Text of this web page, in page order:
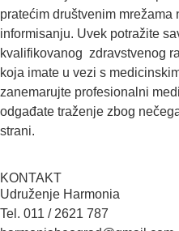
pratećim društvenim
informisanju. Uvek potražite
kvalifikovanog zdravstvenog
koja imate u vezi s
zanemarujte profesionalni
odgađate traženje zbog
strani.
KONTAKT
Udruženje Harmonia
Tel. 011 / 2621 787